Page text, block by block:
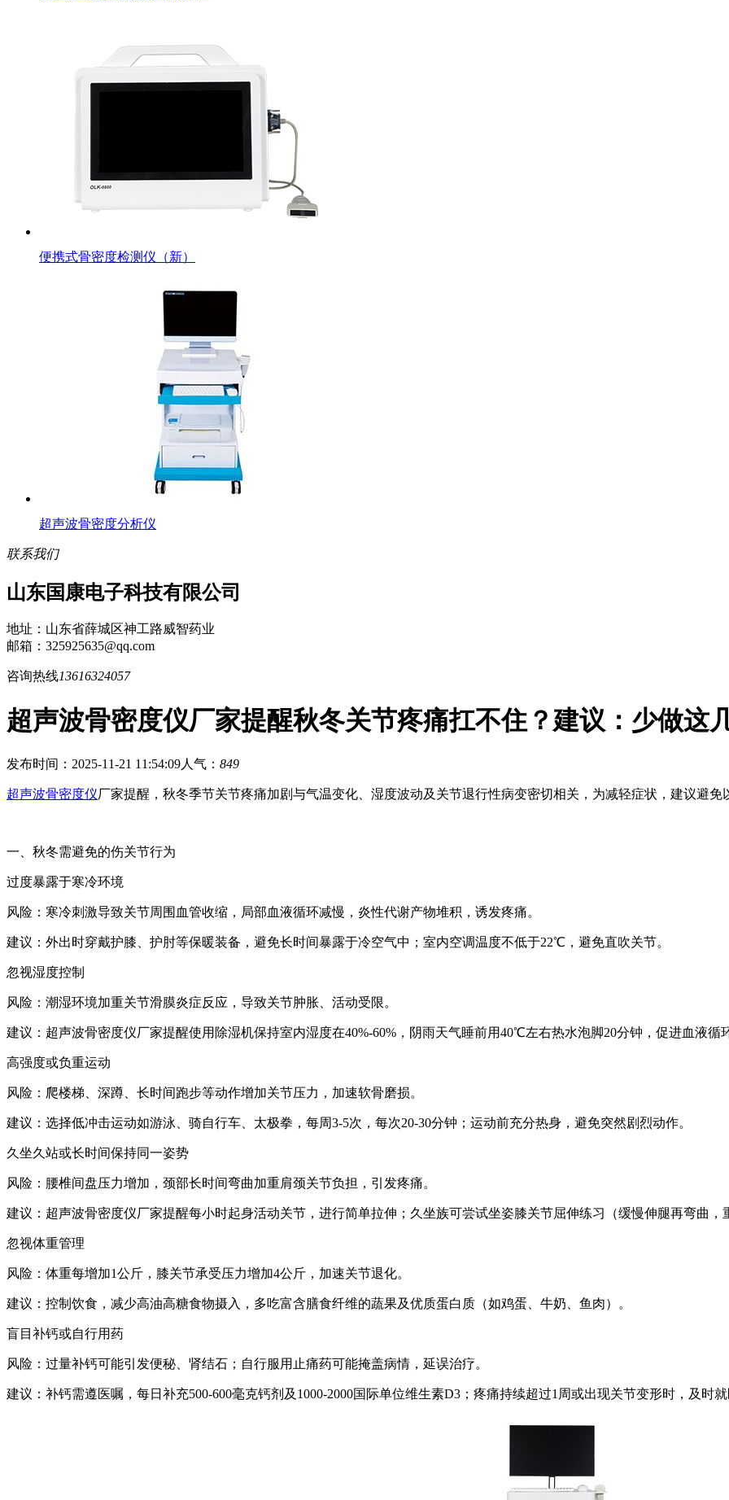
便携式骨密度检测仪（新）
超声波骨密度分析仪
联系我们
山东国康电子科技有限公司
地址：山东省薛城区神工路威智药业
邮箱：325925635@qq.com
咨询热线13616324057
超声波骨密度仪厂家提醒秋冬关节疼痛扛不住？建议：少做这
发布时间：2025-11-21 11:54:09人气： 849
超声波骨密度仪厂家提醒，秋冬季节关节疼痛加剧与气温变化、湿度波动及关节退行性病变密切相关，为减轻症状，建议避
一、秋冬需避免的伤关节行为
过度暴露于寒冷环境
风险：寒冷刺激导致关节周围血管收缩，局部血液循环减慢，炎性代谢产物堆积，诱发疼痛。
建议：外出时穿戴护膝、护肘等保暖装备，避免长时间暴露于冷空气中；室内空调温度不低于22℃，避免直吹关节。
忽视湿度控制
风险：潮湿环境加重关节滑膜炎症反应，导致关节肿胀、活动受限。
建议： 超声波骨密度仪厂家提醒使用除湿机保持室内湿度在40%-60%，阴雨天气睡前用40℃左右热水泡脚20分钟，促进血液循
高强度或负重运动
风险：爬楼梯、深蹲、长时间跑步等动作增加关节压力，加速软骨磨损。
建议：选择低冲击运动如游泳、骑自行车、太极拳，每周3-5次，每次20-30分钟；运动前充分热身，避免突然剧烈动作。
久坐久站或长时间保持同一姿势
风险：腰椎间盘压力增加，颈部长时间弯曲加重肩颈关节负担，引发疼痛。
建议： 超声波骨密度仪厂家提醒每小时起身活动关节，进行简单拉伸；久坐族可尝试坐姿膝关节屈伸练习（缓慢伸腿再弯曲，
忽视体重管理
风险：体重每增加1公斤，膝关节承受压力增加4公斤，加速关节退化。
建议：控制饮食，减少高油高糖食物摄入，多吃富含膳食纤维的蔬果及优质蛋白质（如鸡蛋、牛奶、鱼肉）。
盲目补钙或自行用药
风险：过量补钙可能引发便秘、肾结石；自行服用止痛药可能掩盖病情，延误治疗。
建议：补钙需遵医嘱，每日补充500-600毫克钙剂及1000-2000国际单位维生素D3；疼痛持续超过1周或出现关节变形时，及时